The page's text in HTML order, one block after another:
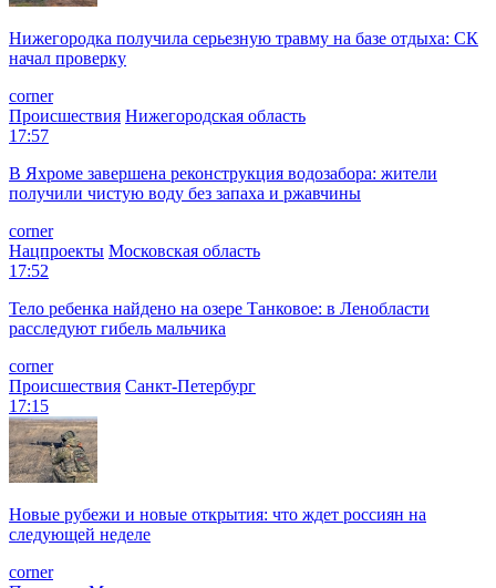
Нижегородка получила серьезную травму на базе отдыха: СК
начал проверку
corner
Происшествия Нижегородская область
17:57
В Яхроме завершена реконструкция водозабора: жители
получили чистую воду без запаха и ржавчины
corner
Нацпроекты Московская область
17:52
Тело ребенка найдено на озере Танковое: в Ленобласти
расследуют гибель мальчика
corner
Происшествия Санкт-Петербург
17:15
Новые рубежи и новые открытия: что ждет россиян на
следующей неделе
corner